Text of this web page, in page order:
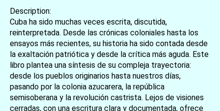
Description:
Cuba ha sido muchas veces escrita, discutida,
reinterpretada. Desde las crónicas coloniales hasta los
ensayos más recientes, su historia ha sido contada desde
la exaltación patriótica y desde la crítica más aguda. Este
libro plantea una síntesis de su compleja trayectoria:
desde los pueblos originarios hasta nuestros días,
pasando por la colonia azucarera, la república
semisoberana y la revolución castrista. Lejos de visiones
cerradas, con una escritura clara y documentada, ofrece